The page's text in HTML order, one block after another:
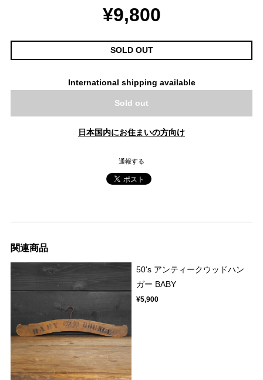
¥9,800
SOLD OUT
International shipping available
Sold out
日本国内にお住まいの方向け
通報する
関連商品
50's アンティークウッドハン
ガー BABY
¥5,900